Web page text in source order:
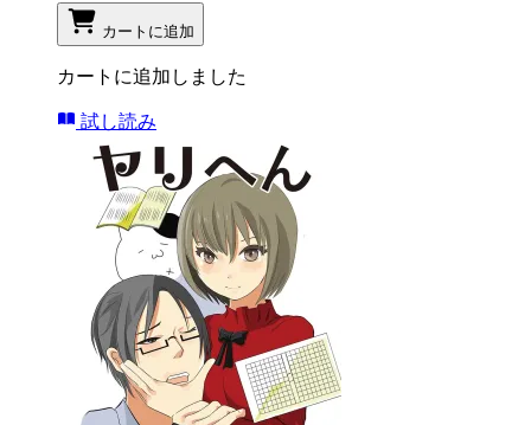
カートに追加
カートに追加しました
試し読み